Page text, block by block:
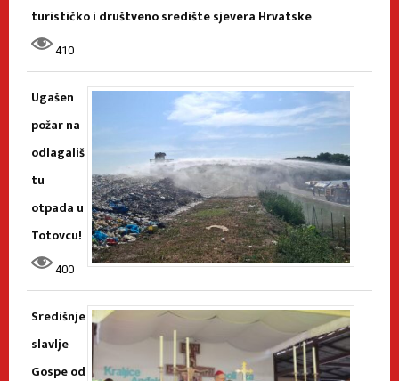
turističko i društveno središte sjevera Hrvatske
410
Ugašen
požar na
odlagališ
tu
otpada u
Totovcu!
400
Središnje
slavlje
Gospe od